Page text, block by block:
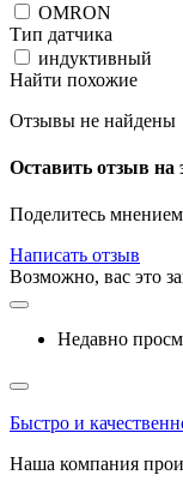
OMRON
Тип датчика
индуктивный
Найти похожие
Отзывы не найдены
Оставить отзыв на
Поделитесь
Написать отзыв
Возможно, вас это
Недавно
Быстро и
Наша компания